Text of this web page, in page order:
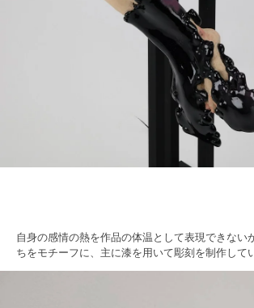
自身の感情の熱を作品の体温として表現できない
ちをモチーフに、主に漆を用いて彫刻を制作して